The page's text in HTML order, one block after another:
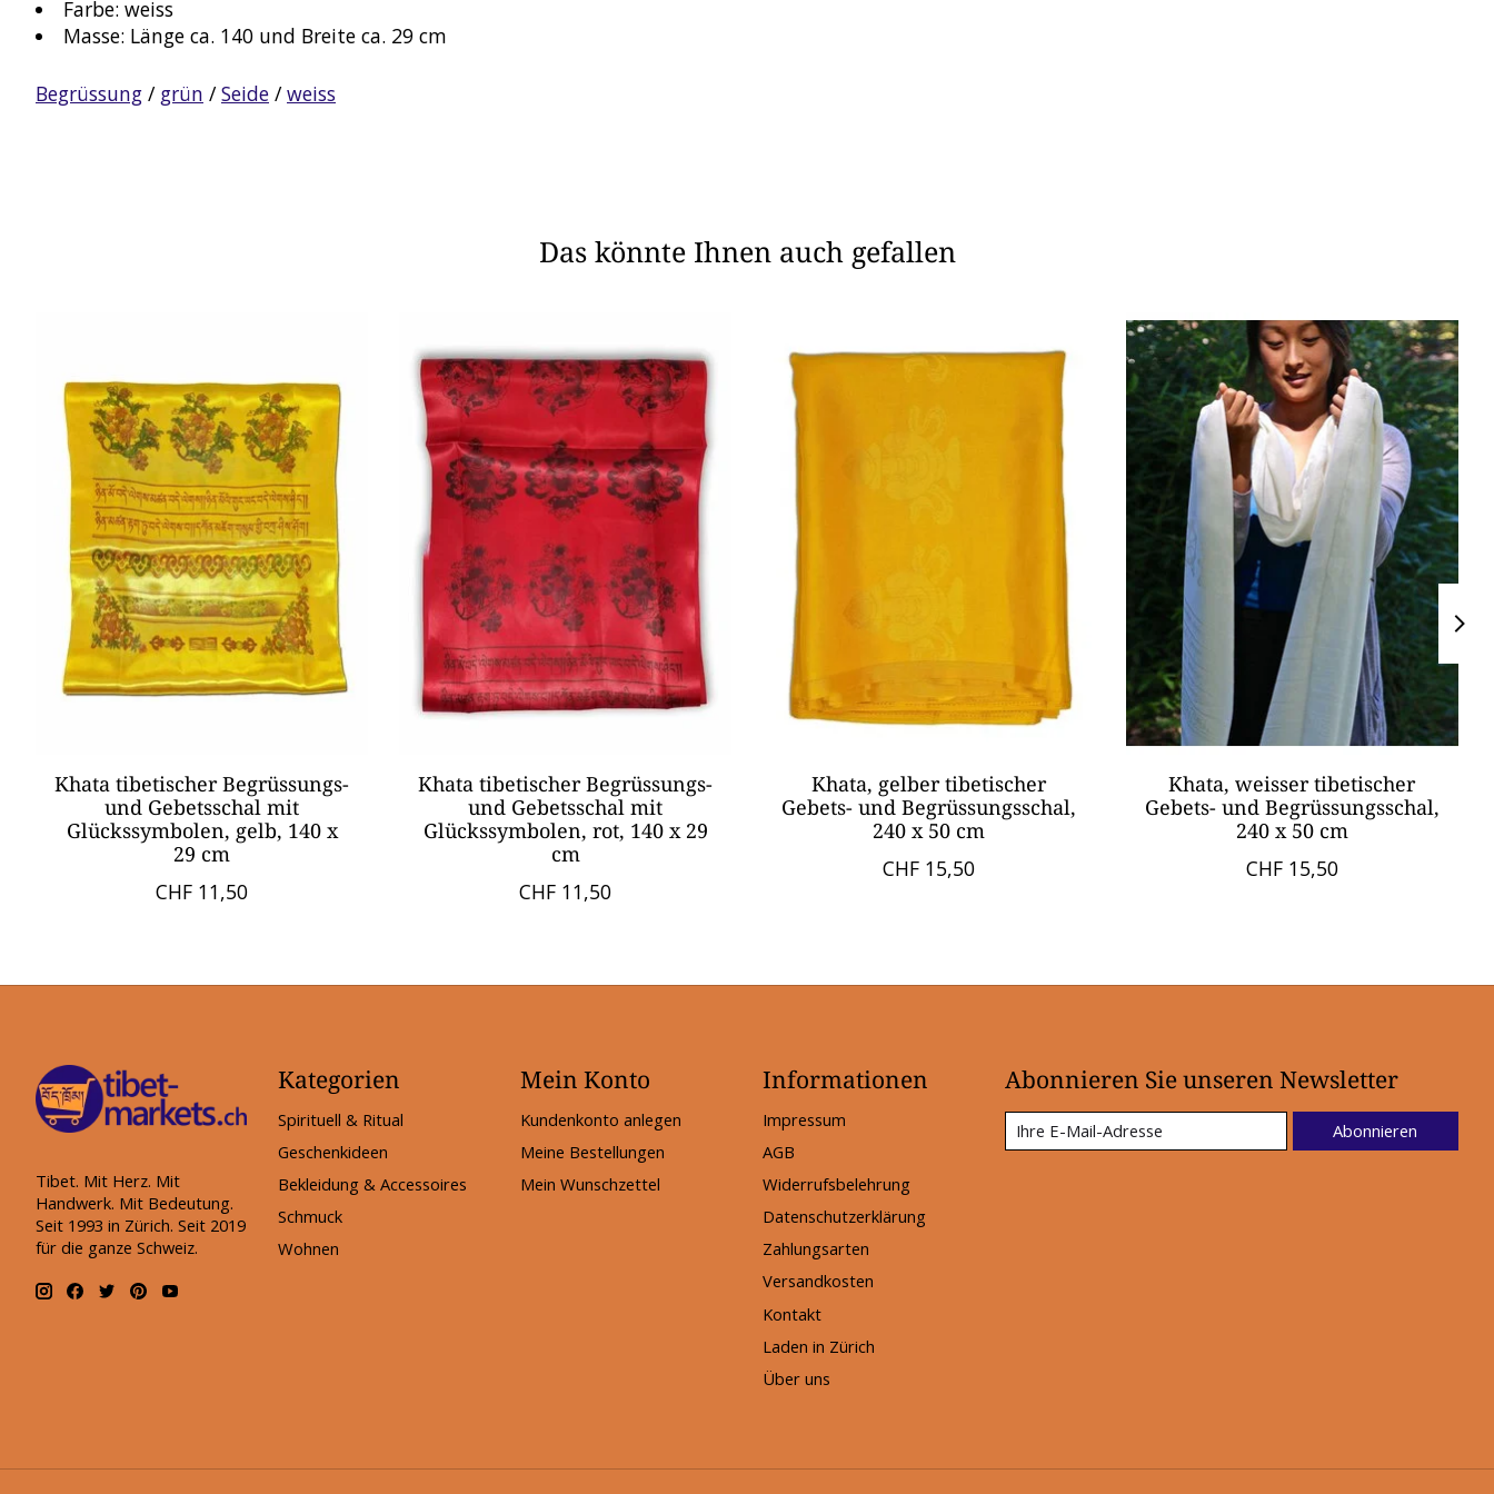
Farbe: weiss
Masse: Länge ca. 140 und Breite ca. 29 cm
Begrüssung / grün /Seide /weiss
Das könnte Ihnen auch gefallen
Khata tibetischer Begrüssungs-
und Gebetsschal mit
Glückssymbolen, gelb, 140 x
29 cm
CHF 11,50
Khata tibetischer Begrüssungs-
und Gebetsschal mit
Glückssymbolen, rot, 140 x 29
cm
CHF 11,50
Khata, gelber tibetischer
Gebets- und Begrüssungsschal,
240 x 50 cm
CHF 15,50
Khata, weisser tibetischer
Gebets- und Begrüssungsschal,
240 x 50 cm
CHF 15,50
Tibet. Mit Herz. Mit
Handwerk. Mit Bedeutung.
Seit 1993 in Zürich. Seit 2019
für die ganze Schweiz.
Kategorien
Spirituell & Ritual
Geschenkideen
Bekleidung & Accessoires
Schmuck
Wohnen
Mein Konto
Kundenkonto anlegen
Meine Bestellungen
Mein Wunschzettel
Informationen
Impressum
AGB
Widerrufsbelehrung
Datenschutzerklärung
Zahlungsarten
Versandkosten
Kontakt
Laden in Zürich
Über uns
Abonnieren Sie unseren Newsletter
Abonnieren